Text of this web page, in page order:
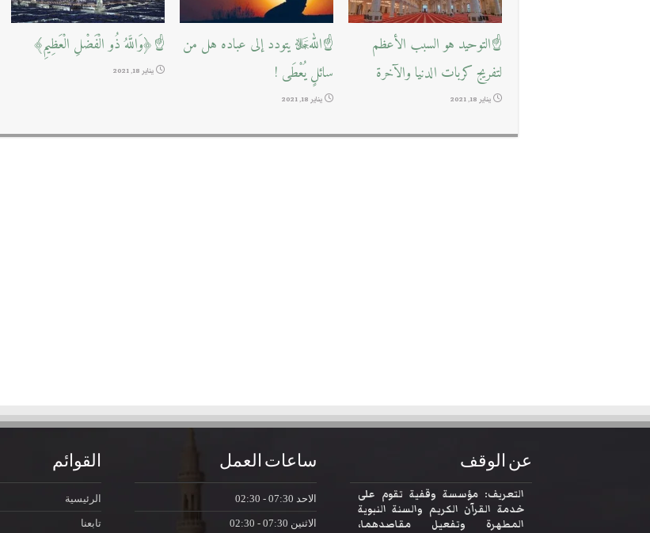
☝التوحيد هو السبب الأعظم
لتفريج كربات الدنيا والآخرة
يناير 18, 2021
☝اللهﷻ يتودد إلى عباده هل من
سائلٍ يُعْطَى !
يناير 18, 2021
☝﴿وَاللَّهُ ذُو الْفَضْلِ الْعَظِيمِ﴾
يناير 18, 2021
عن الوقف
التعريف: مؤسسة وقفية تقوم على
خدمة القرآن الكريم والسنة النبوية
المطهرة وتفعيل مقاصدهما،
ساعات العمل
الاحد
الاثنين
القوائم
الرئيسية
تابعنا